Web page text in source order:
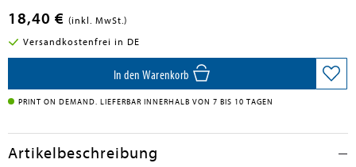
18,40 € (inkl. MwSt.)
Versandkostenfrei in DE
In den Warenkorb
PRINT ON DEMAND. LIEFERBAR INNERHALB VON 7 BIS 10 TAGEN
Artikelbeschreibung